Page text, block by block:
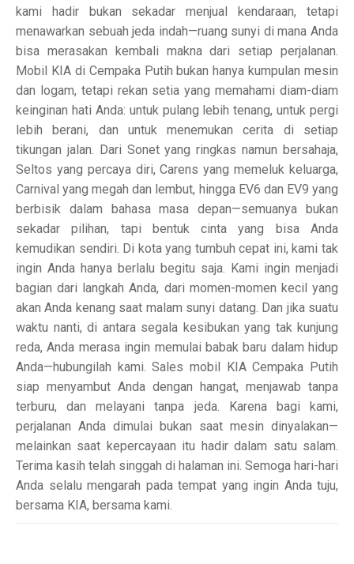
kami hadir bukan sekadar menjual kendaraan, tetapi
menawarkan sebuah jeda indah—ruang sunyi di mana Anda
bisa merasakan kembali makna dari setiap perjalanan.
Mobil KIA di Cempaka Putih bukan hanya kumpulan mesin
dan logam, tetapi rekan setia yang memahami diam-diam
keinginan hati Anda: untuk pulang lebih tenang, untuk pergi
lebih berani, dan untuk menemukan cerita di setiap
tikungan jalan. Dari Sonet yang ringkas namun bersahaja,
Seltos yang percaya diri, Carens yang memeluk keluarga,
Carnival yang megah dan lembut, hingga EV6 dan EV9 yang
berbisik dalam bahasa masa depan—semuanya bukan
sekadar pilihan, tapi bentuk cinta yang bisa Anda
kemudikan sendiri. Di kota yang tumbuh cepat ini, kami tak
ingin Anda hanya berlalu begitu saja. Kami ingin menjadi
bagian dari langkah Anda, dari momen-momen kecil yang
akan Anda kenang saat malam sunyi datang. Dan jika suatu
waktu nanti, di antara segala kesibukan yang tak kunjung
reda, Anda merasa ingin memulai babak baru dalam hidup
Anda—hubungilah kami. Sales mobil KIA Cempaka Putih
siap menyambut Anda dengan hangat, menjawab tanpa
terburu, dan melayani tanpa jeda. Karena bagi kami,
perjalanan Anda dimulai bukan saat mesin dinyalakan—
melainkan saat kepercayaan itu hadir dalam satu salam.
Terima kasih telah singgah di halaman ini. Semoga hari-hari
Anda selalu mengarah pada tempat yang ingin Anda tuju,
bersama KIA, bersama kami.